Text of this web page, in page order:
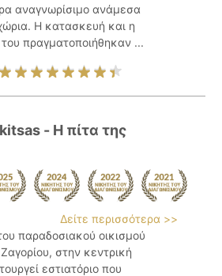
αναγνωρίσιμο ανάμεσα
Η κατασκευή και η
πραγματοποιήθηκαν ...
- Η πίτα της
Δείτε περισσότερα >>
παραδοσιακού οικισμού
στην κεντρική
εστιατόριο που